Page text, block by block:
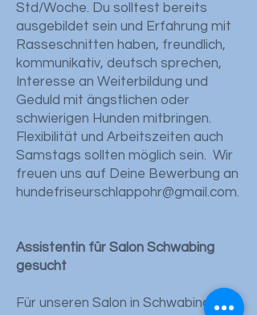
Std/Woche. Du solltest bereits
ausgebildet sein und Erfahrung mit
Rasseschnitten haben, freundlich,
kommunikativ, deutsch sprechen,
Interesse an Weiterbildung und
Geduld mit ängstlichen oder
schwierigen Hunden mitbringen.
Flexibilität und Arbeitszeiten auch
Samstags sollten möglich sein. Wir
freuen uns auf Deine Bewerbung an
hundefriseurschlappohr@gmail.com.
Assistentin für Salon Schwabing
gesucht
Für unseren Salon in Schwabing